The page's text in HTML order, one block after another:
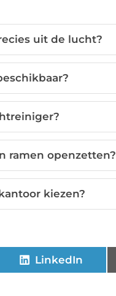
uit de lucht?
ramen openzetten?
kiezen?
LinkedIn